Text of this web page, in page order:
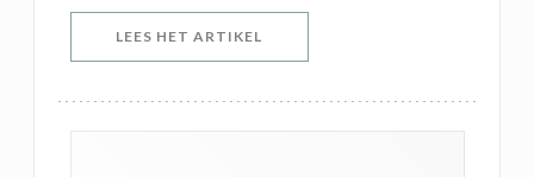
LEES HET ARTIKEL